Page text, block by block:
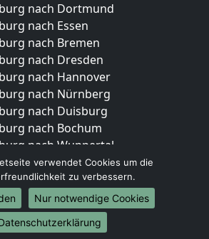
nach Dortmund
nach Essen
nach Bremen
nach Dresden
nach Hannover
nach Nürnberg
nach Duisburg
nach Bochum
nach Wuppertal
nach Bielefeld
nach Bonn
nach Münster
Umzüge
verwendet Cookies um die
zu verbessern.
Nur notwendige Cookies